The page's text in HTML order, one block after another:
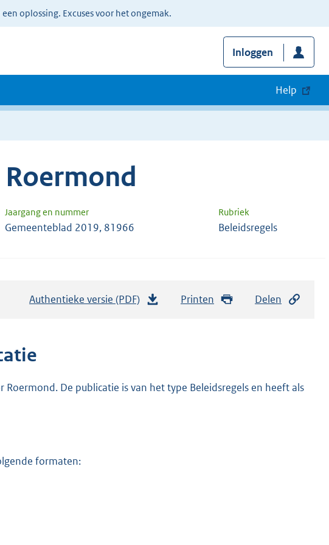
oplossing. Excuses voor het ongemak.
Inloggen
Help
Jaargang en nummer Rubriek
Gemeenteblad 2019, 81966 Beleidsregels
Authentieke versie (PDF) Printen Delen
De publicatie is van het type Beleidsregels en heeft als
formaten: